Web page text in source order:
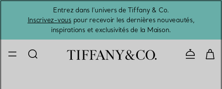
Entrez dans l’univers de Tiffany & Co.
Inscrivez-vouspour recevoir les dernières nouveautés,
inspirations et exclusivités de la Maison.